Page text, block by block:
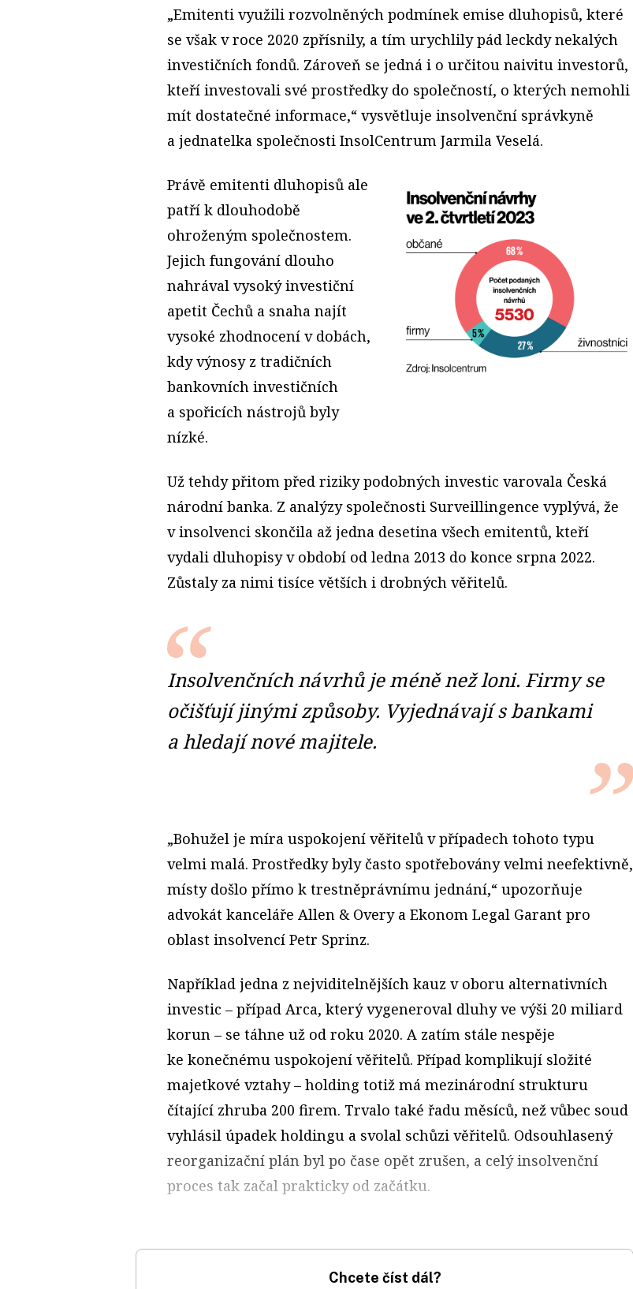
„Emitenti využili rozvolněných podmínek emise dluhopisů, které
se však v roce 2020 zpřísnily, a tím urychlily pád leckdy nekalých
investičních fondů. Zároveň se jedná i o určitou naivitu investorů,
kteří investovali své prostředky do společností, o kterých nemohli
mít dostatečné informace,“ vysvětluje insolvenční správkyně
a jednatelka společnosti InsolCentrum Jarmila Veselá.
Právě emitenti dluhopisů ale
patří k dlouhodobě
ohroženým společnostem.
Jejich fungování dlouho
nahrával vysoký investiční
apetit Čechů a snaha najít
vysoké zhodnocení v dobách,
kdy výnosy z tradičních
bankovních investičních
a spořicích nástrojů byly
nízké.
Už tehdy přitom před riziky podobných investic varovala Česká
národní banka. Z analýzy společnosti Surveillingence vyplývá, že
v insolvenci skončila až jedna desetina všech emitentů, kteří
vydali dluhopisy v období od ledna 2013 do konce srpna 2022.
Zůstaly za nimi tisíce větších i drobných věřitelů.
Insolvenčních návrhů je méně než loni. Firmy se
očišťují jinými způsoby. Vyjednávají s bankami
a hledají nové majitele.
„Bohužel je míra uspokojení věřitelů v případech tohoto typu
velmi malá. Prostředky byly často spotřebovány velmi neefektivně,
místy došlo přímo k trestněprávnímu jednání,“ upozorňuje
advokát kanceláře Allen & Overy a Ekonom Legal Garant pro
oblast insolvencí Petr Sprinz.
Například jedna z nejviditelnějších kauz v oboru alternativních
investic – případ Arca, který vygeneroval dluhy ve výši 20 miliard
korun – se táhne už od roku 2020. A zatím stále nespěje
ke konečnému uspokojení věřitelů. Případ komplikují složité
majetkové vztahy – holding totiž má mezinárodní strukturu
čítající zhruba 200 firem. Trvalo také řadu měsíců, než vůbec soud
vyhlásil úpadek holdingu a svolal schůzi věřitelů. Odsouhlasený
reorganizační plán byl po čase opět zrušen, a celý insolvenční
proces tak začal prakticky od začátku.
Chcete číst dál?